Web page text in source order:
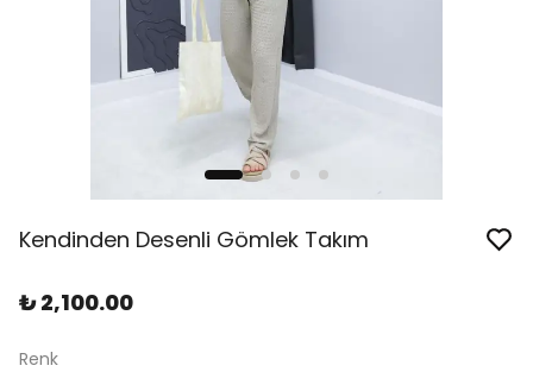
Kendinden Desenli Gömlek Takım
₺ 2,100.00
Renk